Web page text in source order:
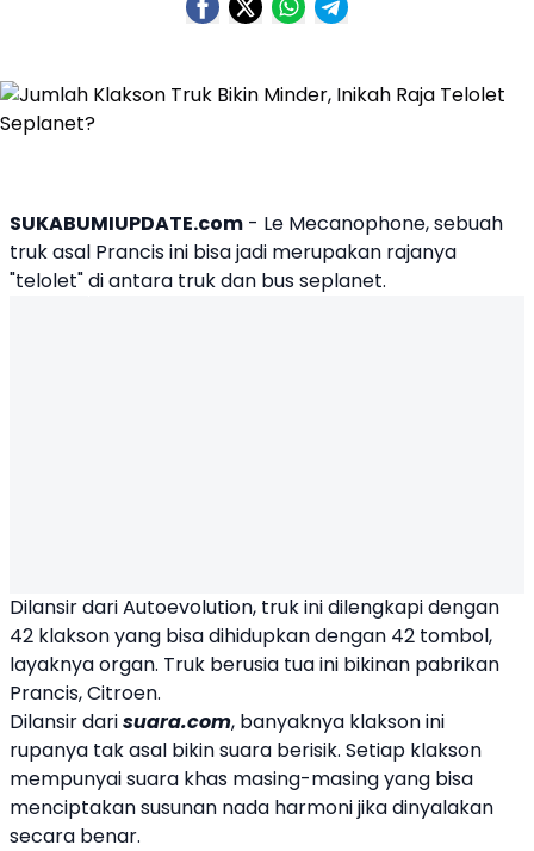
SUKABUMIUPDATE.com - Le Mecanophone, sebuah
truk asal Prancisini bisa jadi merupakan rajanya
"telolet" di antara truk dan bus seplanet.
Dilansir dari Autoevolution, truk ini dilengkapi dengan
42 klakson yang bisa dihidupkan dengan 42 tombol,
layaknya organ. Truk berusia tua ini bikinan pabrikan
Prancis, Citroen.
Dilansir darisuara.com, banyaknya klakson ini
rupanya tak asal bikin suara berisik. Setiap klakson
mempunyai suara khas masing-masing yang bisa
menciptakan susunan nada harmoni jika dinyalakan
secara benar.